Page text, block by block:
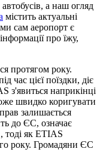
а наш огляд
містить актуальні
сам аеропорт є
про їжу,
протягом року.
час цієї поїздки, діє
з'явиться наприкінці
швидко коригувати
залишається
до ЄС, означає
тоді як ETIAS
року. Громадяни ЄС